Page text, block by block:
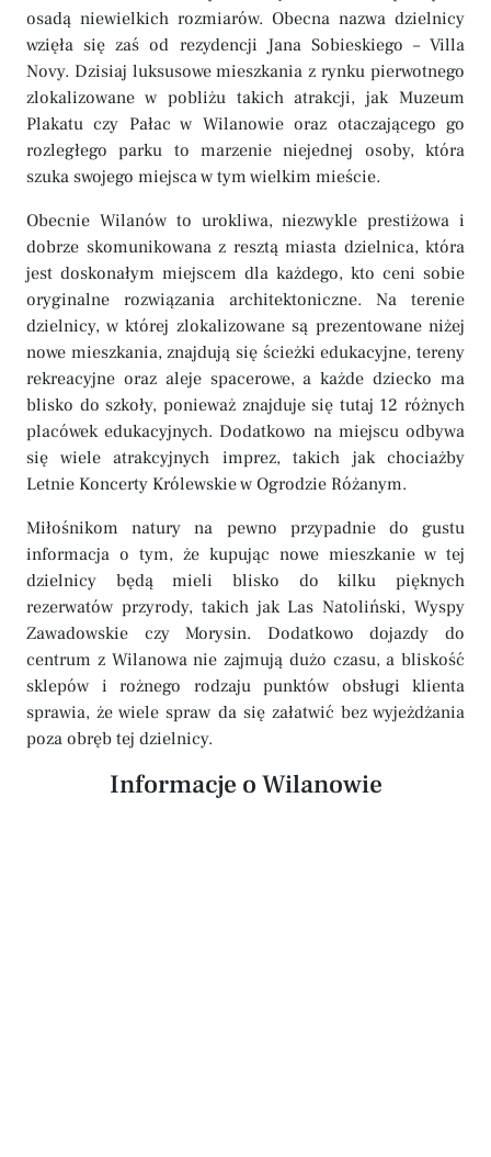
osadą niewielkich rozmiarów. Obecna nazwa dzielnicy
wzięła się zaś od rezydencji Jana Sobieskiego – Villa
Novy. Dzisiaj luksusowe mieszkania z rynku pierwotnego
zlokalizowane w pobliżu takich atrakcji, jak Muzeum
Plakatu czy Pałac w Wilanowie oraz otaczającego go
rozległego parku to marzenie niejednej osoby, która
szuka swojego miejsca w tym wielkim mieście.
Obecnie Wilanów to urokliwa, niezwykle prestiżowa i
dobrze skomunikowana z resztą miasta dzielnica, która
jest doskonałym miejscem dla każdego, kto ceni sobie
oryginalne rozwiązania architektoniczne. Na terenie
dzielnicy, w której zlokalizowane są prezentowane niżej
nowe mieszkania, znajdują się ścieżki edukacyjne, tereny
rekreacyjne oraz aleje spacerowe, a każde dziecko ma
blisko do szkoły, ponieważ znajduje się tutaj 12 różnych
placówek edukacyjnych. Dodatkowo na miejscu odbywa
się wiele atrakcyjnych imprez, takich jak chociażby
Letnie Koncerty Królewskie w Ogrodzie Różanym.
Miłośnikom natury na pewno przypadnie do gustu
informacja o tym, że kupując nowe mieszkanie w tej
dzielnicy będą mieli blisko do kilku pięknych
rezerwatów przyrody, takich jak Las Natoliński, Wyspy
Zawadowskie czy Morysin. Dodatkowo dojazdy do
centrum z Wilanowa nie zajmują dużo czasu, a bliskość
sklepów i rożnego rodzaju punktów obsługi klienta
sprawia, że wiele spraw da się załatwić bez wyjeżdżania
poza obręb tej dzielnicy.
Informacje o Wilanowie